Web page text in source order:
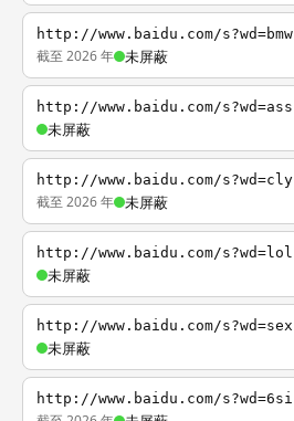
http://www.baidu.com/s?wd=bmw
截至 2026 年 未屏蔽
http://www.baidu.com/s?wd=ass
未屏蔽
http://www.baidu.com/s?wd=cly
截至 2026 年 未屏蔽
http://www.baidu.com/s?wd=lol
未屏蔽
http://www.baidu.com/s?wd=sex
未屏蔽
http://www.baidu.com/s?wd=6si